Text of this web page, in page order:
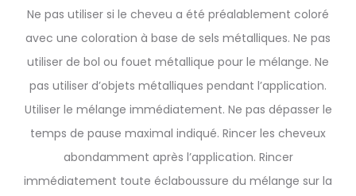
Ne pas utiliser si le cheveu a été préalablement coloré
avec une coloration à base de sels métalliques. Ne pas
utiliser de bol ou fouet métallique pour le mélange. Ne
pas utiliser d’objets métalliques pendant l’application.
Utiliser le mélange immédiatement. Ne pas dépasser le
temps de pause maximal indiqué. Rincer les cheveux
abondamment après l’application. Rincer
immédiatement toute éclaboussure du mélange sur la